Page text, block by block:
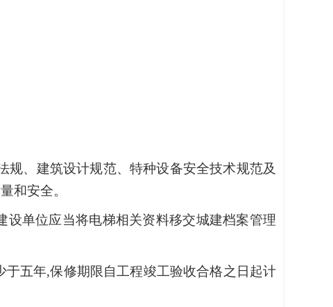
、建筑设计规范、特种设备安全技术规范及
和安全。
单位应当将电梯相关资料移交城建档案管理
五年,保修期限自工程竣工验收合格之日起计